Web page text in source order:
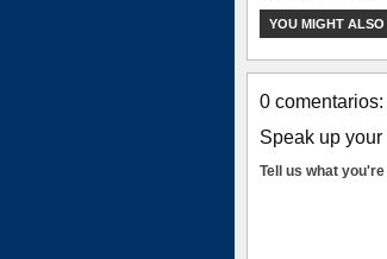
YOU MIGHT
0 comentarios:
Speak up your
Tell us what